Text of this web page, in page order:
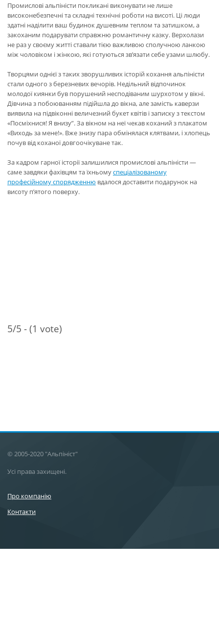
Промислові альпіністи покликані виконувати не лише
високонебезпечні та складні технічні роботи на висоті. Ці люди
здатні наділити ваш будинок душевним теплом та затишком, а
закоханим подарувати справжню романтичну казку. Верхолази
не раз у своєму житті ставали тією важливою сполучною ланкою
між чоловіком і жінкою, які готуються зв’язати себе узами шлюбу.
Творцями однієї з таких зворушливих історій кохання альпіністи
стали одного з березневих вечорів. Недільний відпочинок
молодої киянки був порушений несподіваним шурхотом у вікні.
Дівчина з побоюванням підійшла до вікна, але замість каверзи
виявила на підвіконні величезний букет квітів і записку з текстом
«Посміхнися! Я внизу”. За вікном на неї чекав коханий з плакатом
«Виходь за мене!». Вже знизу пара обмінялася клятвами, і хлопець
почув від коханої довгоочікуване так.
За кадром гарної історії залишилися промислові альпіністи —
саме завдяки фахівцям та їхньомуспеціалізованому
професійному спорядженню вдалося доставити подарунок на
висоту п’ятого поверху.
5/5 - (1 vote)
© 2005-2020 "Альпініст"
Усі права захищені.
Про компанію
Контакти